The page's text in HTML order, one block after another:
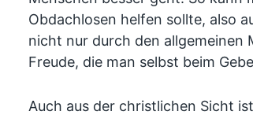
Obdachlosen helfen sollte, also
nicht nur durch den allgemeinen
Freude, die man selbst beim
Auch aus der christlichen Sicht